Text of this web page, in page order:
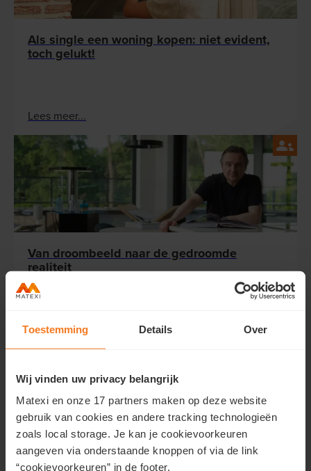
Toestemming Details Over
Wij vinden uw privacy belangrijk
Matexi en onze 17 partners maken op deze website
gebruik van cookies en andere tracking technologieën
zoals local storage. Je kan je cookievoorkeuren
aangeven via onderstaande knoppen of via de link
“cookievoorkeuren” in de footer.
Als single een woning kopen: niet evident,
toch gelukt!
Lees meer...
Van droombeeld naar de gedroomde
realiteit
Lees meer...
Hoe ontstaat een levendige buurt?